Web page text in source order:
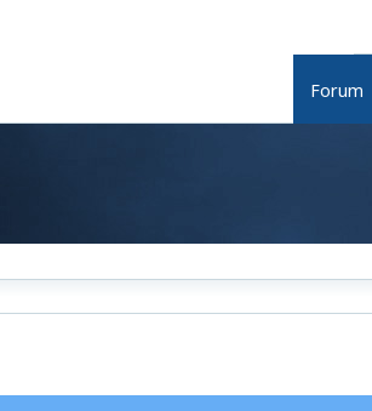
Forum